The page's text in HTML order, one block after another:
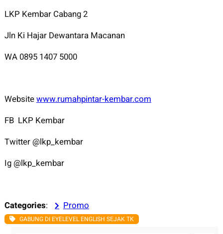
LKP Kembar Cabang 2
Jln Ki Hajar Dewantara Macanan
WA 0895 1407 5000
Websitewww.rumahpintar-kembar.com
FB LKP Kembar
Twitter @lkp_kembar
Ig @lkp_kembar
Categories: Promo
GABUNG DI EYELEVEL ENGLISH SEJAK TK